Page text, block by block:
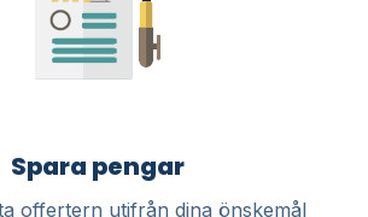
Spara pengar
offertern utifrån dina önskemål